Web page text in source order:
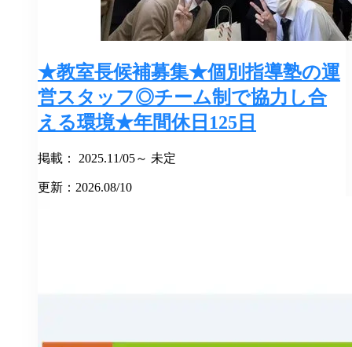
★教室長候補募集★個別指導塾の運
営スタッフ◎チーム制で協力し合
える環境★年間休日125日
掲載： 2025.11/05～ 未定
更新：2026.08/10